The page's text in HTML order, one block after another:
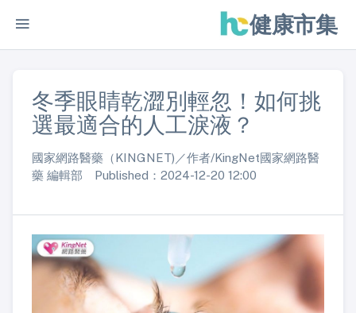
健康市集
冬季眼睛乾澀別輕忽！如何挑
選最適合的人工淚液？
國家網路醫藥（KINGNET)／作者/KingNet國家網路醫
藥 編輯部 Published：2024-12-20 12:00